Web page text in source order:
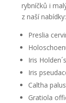
rybníčků i
z naší nabídky:
Preslia
Iris
Iris
Caltha
Gratiola